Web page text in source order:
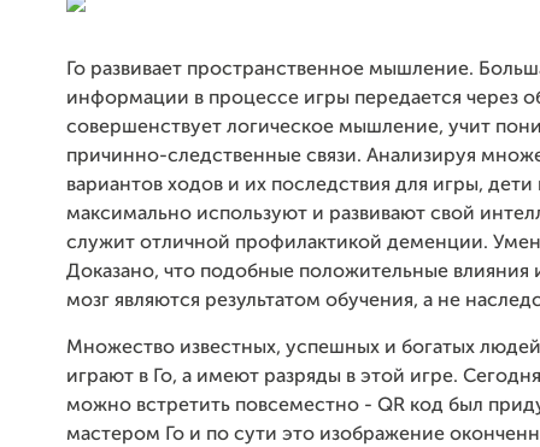
Го развивает пространственное мышление.
информации в процессе игры передается через
совершенствует логическое мышление, учит
причинно-следственные связи. Анализируя
вариантов ходов и их последствия для игры, дети
максимально используют и развивают свой
служит отличной профилактикой деменции.
Доказано, что подобные положительные влияния
мозг являются результатом обучения, а не
Множество известных, успешных и богатых
играют в Го, а имеют разряды в этой игре.
можно встретить повсеместно - QR код был
мастером Го и по сути это изображение